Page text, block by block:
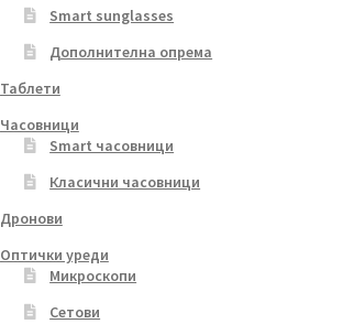
Smart sunglasses
Дополнителна опрема
Таблети
Часовници
Smart часовници
Класични часовници
Дронови
Оптички уреди
Микроскопи
Сетови